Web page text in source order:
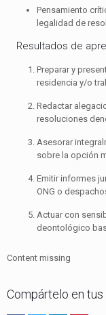
Pensamiento
legalidad de
Resultados de
Preparar y
residencia y/o
Redactar
resoluciones
Asesorar
sobre la opción
Emitir informes
ONG o
Actuar con
deontológico
Content missing
Compártelo en